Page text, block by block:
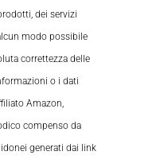
dei servizi
modo possibile
correttezza delle
o i dati
Amazon,
compenso da
generati dai link